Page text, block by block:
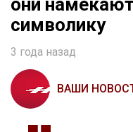
они
символику
3 года назад
ВАШИ